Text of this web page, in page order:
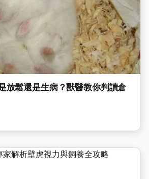
放鬆還是生病？獸醫教你判讀倉